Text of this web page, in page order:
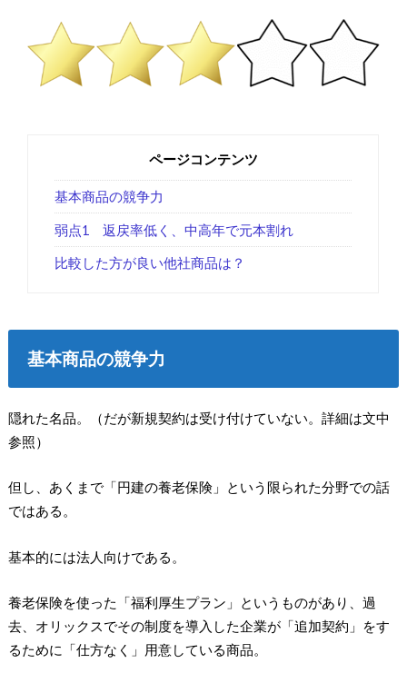
ページコンテンツ
基本商品の競争力
弱点1 返戻率低く、中高年で元本割れ
比較した方が良い他社商品は？
基本商品の競争力
隠れた名品。（だが新規契約は受け付けていない。詳細は文中
参照）
但し、あくまで「円建の養老保険」という限られた分野での話
ではある。
基本的には法人向けである。
養老保険を使った「福利厚生プラン」というものがあり、過
去、オリックスでその制度を導入した企業が「追加契約」をす
るために「仕方なく」用意している商品。